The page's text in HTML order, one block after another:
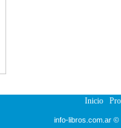
Inicio
info-libros.com.ar